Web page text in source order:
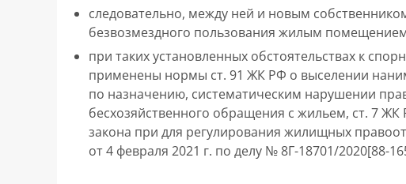
следовательно, между ней и новым
безвозмездного пользования жилым
при таких установленных обстоятельствах к
применены нормы ст. 91 ЖК РФ о выселении
по назначению, систематическим нарушении
бесхозяйственного обращения с жильем, ст. 7
закона при для регулирования жилищных
от 4 февраля 2021 г. по делу № 8Г-18701/2020[88-